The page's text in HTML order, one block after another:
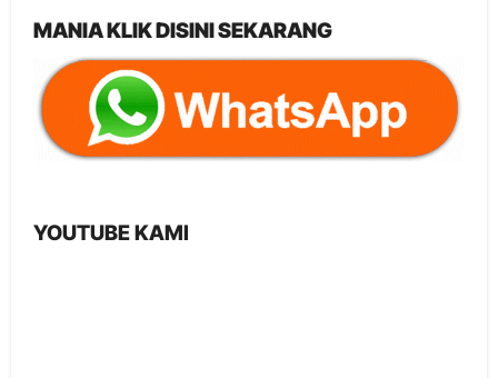
MANIA KLIK DISINI SEKARANG
YOUTUBE KAMI